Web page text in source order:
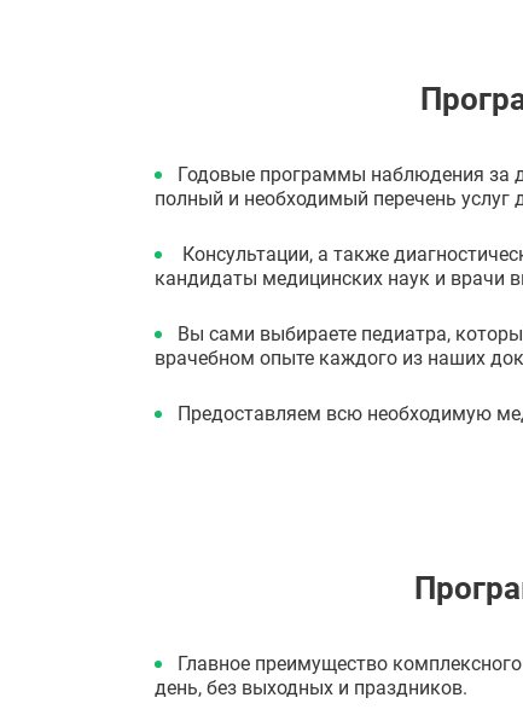
Годовые программы наблюдения за
полный и необходимый перечень
Консультации, а также
кандидаты медицинских наук и врачи
Вы сами выбираете педиатра,
врачебном опыте каждого из наших
Предоставляем всю необходимую
Главное преимущество
день, без выходных и праздников.